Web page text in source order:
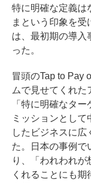
特に明確な定義は
まという印象を受
は、 最初期の導入
った。
冒頭のTap to Pay
ムで見せてくれた
「特に明確なタ
ミッションとして
したビジネスに広
た。日本の事例で
り、「われわれが
くれることにも期